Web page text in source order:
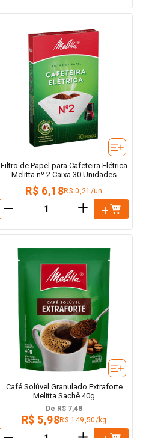
Filtro de Papel para Cafeteira Elétrica
Melitta nº 2 Caixa 30 Unidades
R$ 6,18R$ 0,21/un
＋
Café Solúvel Granulado Extraforte
Melitta Sachê 40g
De R$ 7,48
R$ 5,98R$ 149,50/kg